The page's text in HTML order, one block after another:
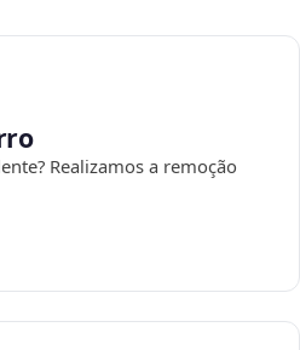
Realizamos a remoção